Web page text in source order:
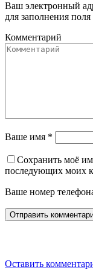
Ваш электронный
для заполнения
Комментарий
Ваше имя *
Сохранить моё
последующих моих
Ваше номер
Оставить